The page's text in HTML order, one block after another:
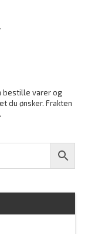
bestille varer og
du ønsker. Frakten